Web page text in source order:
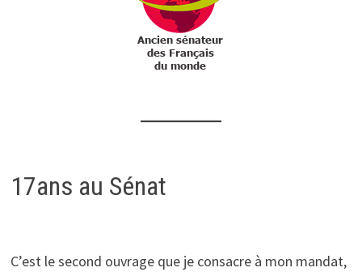
17ans au Sénat
C’est le second ouvrage que je consacre à mon mandat,